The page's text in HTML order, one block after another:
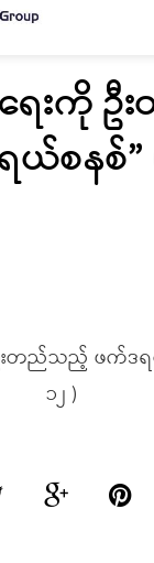
းကို ဦ
စနစ်”
တည်သည့် ဖက်ဒရ
၁၂ )